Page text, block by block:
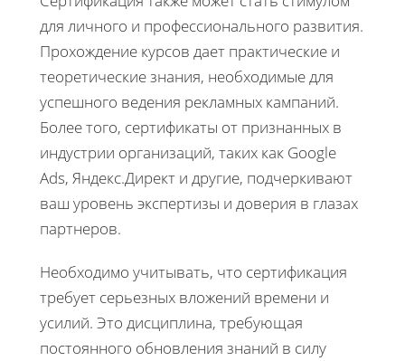
для личного и профессионального развития.
Прохождение курсов дает практические и
теоретические знания, необходимые для
успешного ведения рекламных кампаний.
Более того, сертификаты от признанных в
индустрии организаций, таких как Google
Ads, Яндекс.Директ и другие, подчеркивают
ваш уровень экспертизы и доверия в глазах
партнеров.
Необходимо учитывать, что сертификация
требует серьезных вложений времени и
усилий. Это дисциплина, требующая
постоянного обновления знаний в силу